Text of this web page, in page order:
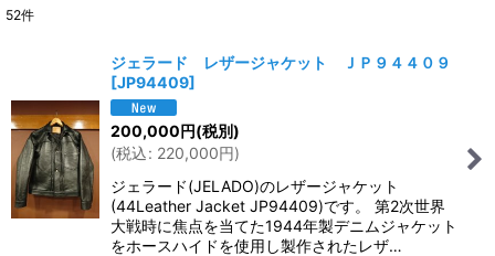
表示数:
並び順:
絞り込む
52件
ジェラード レザージャケット ＪＰ９４４０９
[JP94409]
200,000円(税別)
(税込: 220,000円)
ジェラード(JELADO)のレザージャケット
(44Leather Jacket JP94409)です。 第2次世界
大戦時に焦点を当てた1944年製デニムジャケット
をホースハイドを使用し製作されたレザ…